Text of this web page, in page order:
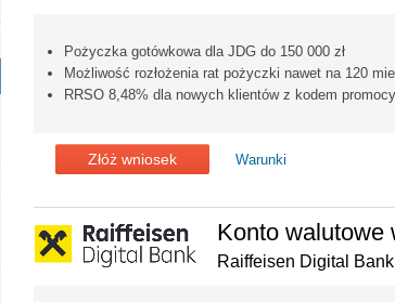
Pożyczka gotówkowa dla JDG do 150 000 zł
Możliwość rozłożenia rat pożyczki nawet na 120
RRSO 8,48% dla nowych klientów z kodem
Złóż wniosek Warunki
Konto walutowe
Raiffeisen Digital Bank